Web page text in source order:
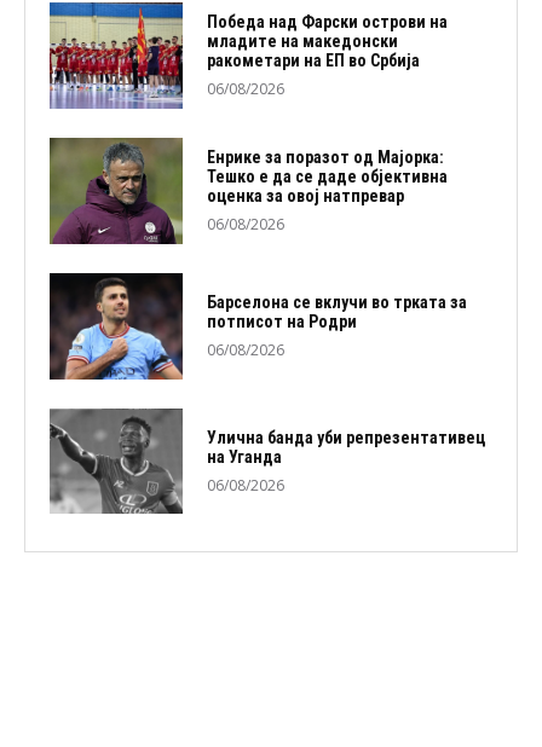
Победа над Фарски острови на
младите на македонски
ракометари на ЕП во Србија
06/08/2026
Енрике за поразот од Мајорка:
Тешко е да се даде објективна
оценка за овој натпревар
06/08/2026
Барселона се вклучи во трката за
потписот на Родри
06/08/2026
Улична банда уби репрезентативец
на Уганда
06/08/2026